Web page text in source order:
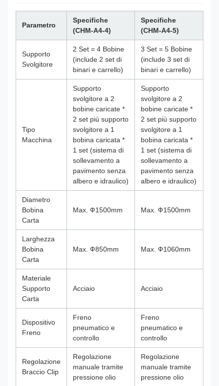
Parametro
Specifiche
(CHM-A4-4)
Specifiche
(CHM-A4-5)
Supporto
Svolgitore
2 Set = 4 Bobine
(include 2 set di
binari e carrello)
3 Set = 5 Bobine
(include 3 set di
binari e carrello)
Tipo
Macchina
Supporto
svolgitore a 2
bobine caricate *
2 set più supporto
svolgitore a 1
bobina caricata *
1 set (sistema di
sollevamento a
pavimento senza
albero e idraulico)
Supporto
svolgitore a 2
bobine caricate *
2 set più supporto
svolgitore a 1
bobina caricata *
1 set (sistema di
sollevamento a
pavimento senza
albero e idraulico)
Diametro
Bobina
Carta
Max. Ф1500mm Max. Ф1500mm
Larghezza
Bobina
Carta
Max. Ф850mm Max. Ф1060mm
Materiale
Supporto
Carta
Acciaio Acciaio
Dispositivo
Freno
Freno
pneumatico e
controllo
Freno
pneumatico e
controllo
Regolazione
Braccio Clip
Regolazione
manuale tramite
pressione olio
Regolazione
manuale tramite
pressione olio